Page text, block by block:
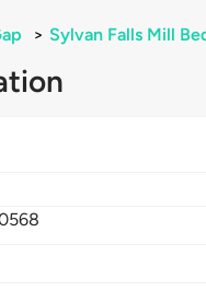
> Sylvan Falls Mill